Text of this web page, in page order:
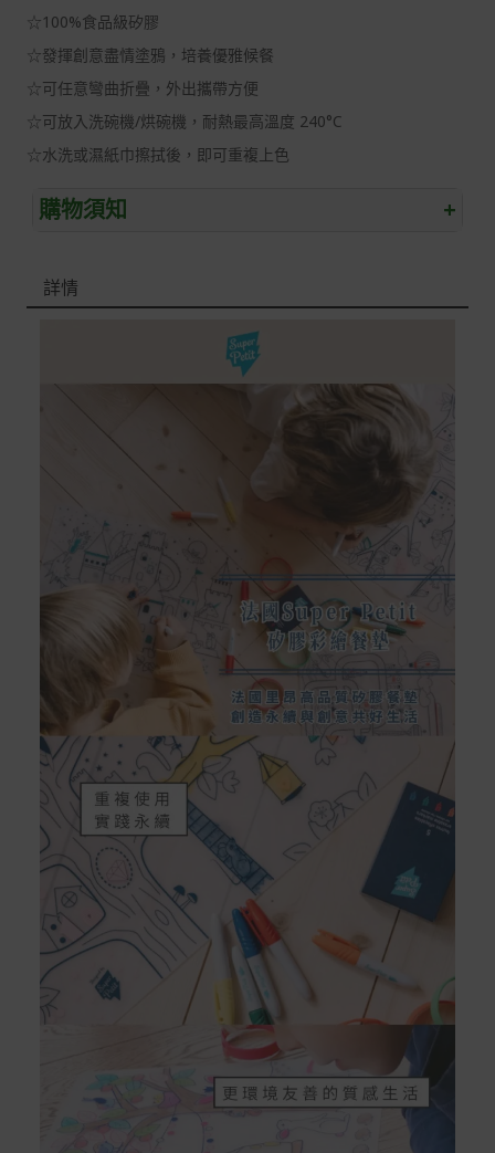
☆100%食品級矽膠
☆發揮創意盡情塗鴉，培養優雅候餐
☆可任意彎曲折疊，外出攜帶方便
☆可放入洗碗機/烘碗機，耐熱最高溫度 240°C
☆水洗或濕紙巾擦拭後，即可重複上色
購物須知 +
本網站消費者享有商品到貨七天鑑賞期之權益(鑑賞期並非
到貨七天內消費者有權申請退貨或換貨；超過七天以上(含
退回之商品必須是全新狀態且完整包裝(含商品、附件、包
品本身瑕疵之退貨商品若有上述不完整之情況，本公司有
權向消費者收取相應的整新費用。
*遊戲光碟、軟體等影音商品屬智慧財產權之商品。依消費
者保護法第十九條第二項規定，一經拆封後恕不接受退換
貨。
如有相關退換貨服務需求，您可以透過專線或服務信箱聯
配送服務
本站商品除有特別標示收取運費之商品，其餘全館皆可免
運宅配到府。
Acer旗下品牌商品除可宅配配送全台各地外，部分商品可
以選擇配送至全台各地服務中心。
在消費者完成訂單付款後兩個工作天內會安排訂單出貨，
非Acer旗下品牌商品依配合廠商規範，可能會有無法配送
外島的狀況，
您可以於「我的訂單」內查詢訂單出貨狀態 (路徑：我的帳
號 > 我的訂單)。
實際的到貨時間依配合的物流商做安排，在無特殊狀況下
可在出貨後的兩個工作天內送達。
預購商品依商品頁面上的出貨時間安排，且有可能因實際
生產狀況有延後情況發生。
保固與售後服務
詳情